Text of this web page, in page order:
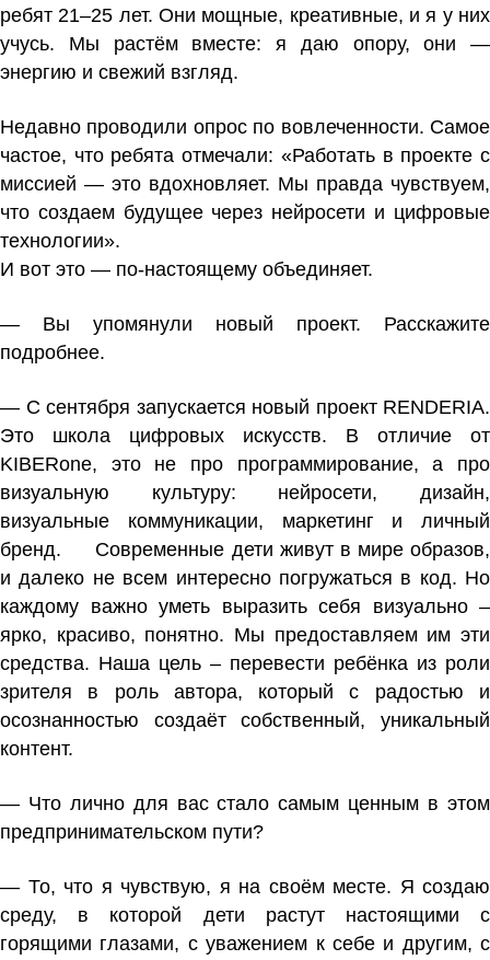
ребят 21–25 лет. Они мощные, креативные, и я у них
учусь. Мы растём вместе: я даю опору, они —
энергию и свежий взгляд.
Недавно проводили опрос по вовлеченности. Самое
частое, что ребята отмечали: «Работать в проекте с
миссией — это вдохновляет. Мы правда чувствуем,
что создаем будущее через нейросети и цифровые
технологии».
И вот это — по-настоящему объединяет.
— Вы упомянули новый проект. Расскажите
подробнее.
— С сентября запускается новый проект RENDERIA.
Это школа цифровых искусств. В отличие от
KIBERone, это не про программирование, а про
визуальную культуру: нейросети, дизайн,
визуальные коммуникации, маркетинг и личный
бренд. ⠀ Современные дети живут в мире образов,
и далеко не всем интересно погружаться в код. Но
каждому важно уметь выразить себя визуально –
ярко, красиво, понятно. Мы предоставляем им эти
средства. Наша цель – перевести ребёнка из роли
зрителя в роль автора, который с радостью и
осознанностью создаёт собственный, уникальный
контент.
— Что лично для вас стало самым ценным в этом
предпринимательском пути?
— То, что я чувствую, я на своём месте. Я создаю
среду, в которой дети растут настоящими с
горящими глазами, с уважением к себе и другим, с